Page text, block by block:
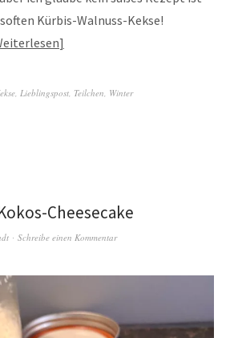
Kürbis-Walnuss-Kekse!
, Lieblingspost, Teilchen, Winter
Cheesecake
Schreibe einen Kommentar